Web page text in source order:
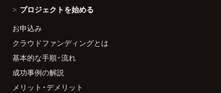
プロジェクトを始める
お申込み
クラウドファンディングとは
基本的な手順・流れ
成功事例の解説
メリット・デメリット